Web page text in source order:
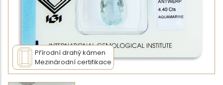
Přírodní drahý kámen
Mezinárodní certifikace